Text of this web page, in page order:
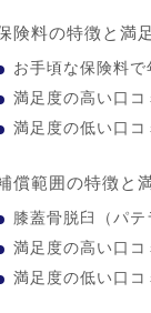
険料の特徴と満
お手頃な保険料
満足度の高い口コ
満足度の低い口コ
償範囲の特徴と
膝蓋骨脱臼（パ
満足度の高い口コ
満足度の低い口コ